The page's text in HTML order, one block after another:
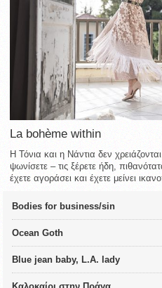
La bohème within
Η Τόνια και η Νάντια δεν
ψωνίσετε – τις ξέρετε ήδη,
έχετε αγοράσει και έχετε μείνει
Bodies for business/sin
Ocean Goth
Blue jean baby, L.A. lady